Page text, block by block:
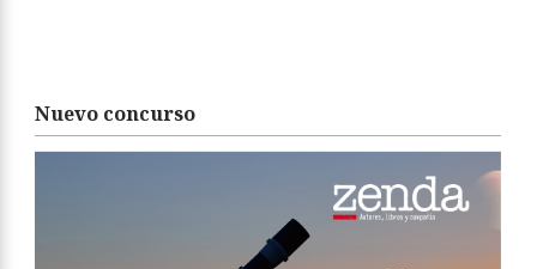
Nuevo concurso